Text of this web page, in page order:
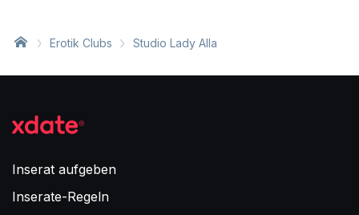
Erotik Clubs Studio Lady Alla
Inserat aufgeben
Inserate-Regeln